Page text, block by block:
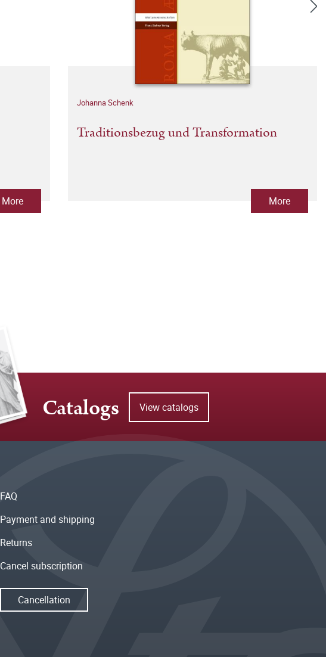
More
Johanna Schenk
Traditionsbezug und Transformation
More
Catalogs View catalogs
FAQ
Payment and shipping
Returns
Cancel subscription
Cancellation